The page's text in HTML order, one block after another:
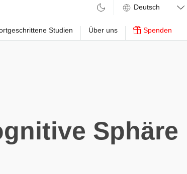
Studien Über uns Spenden
Sphäre